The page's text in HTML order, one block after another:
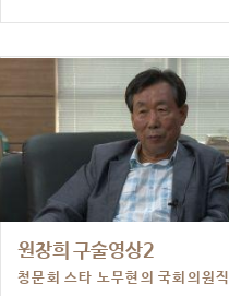
더 친하게 됐다고 한다. ‘연수원
만난 사람처럼, 껄끄럽게 느껴지
는 거 없이 친하게 됐다’고 회상
한다.
원창희 구술영상2
청문회 스타 노무현의 국회의원직